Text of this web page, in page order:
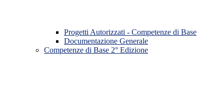
Progetti Autorizzati - Competenze di Base
Documentazione Generale
Competenze di Base 2° Edizione